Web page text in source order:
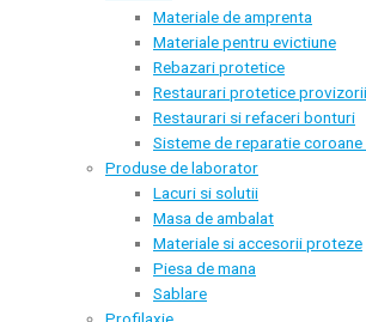
Materiale de amprenta
Materiale pentru evictiune
Rebazari protetice
Restaurari protetice provizorii
Restaurari si refaceri bonturi
Sisteme de reparatie
Produse de laborator
Lacuri si solutii
Masa de ambalat
Materiale si accesorii proteze
Piesa de mana
Sablare